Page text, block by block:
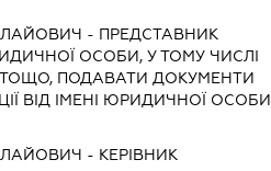
- ПРЕДСТАВНИК
ОСОБИ, У ТОМУ ЧИСЛІ
ПОДАВАТИ ДОКУМЕНТИ
ВІД ІМЕНІ ЮРИДИЧНОЇ ОСОБИ
- КЕРІВНИК